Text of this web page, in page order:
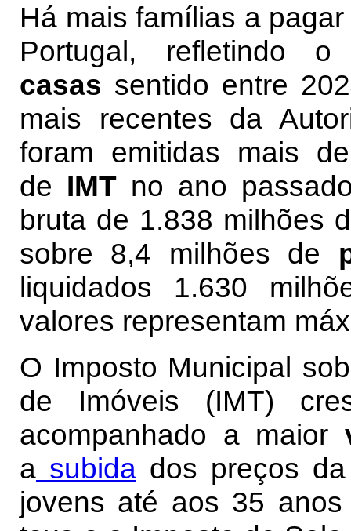
Há mais famílias a
Portugal, refletindo
casas sentido entre
mais recentes da
foram emitidas mais
de IMTno ano
bruta de 1.838 milhões
sobre 8,4 milhões de
liquidados 1.630
valores representam
O Imposto Municipal
de Imóveis (IMT)
acompanhado a maior
a subidados preços da
jovens até aos 35